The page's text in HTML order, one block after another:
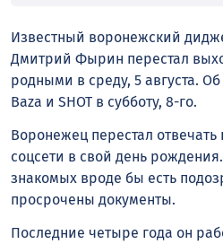
Известный воронежский
Дмитрий Фырин перестал
родными в среду, 5 августа.
Baza и SHOT в субботу, 8-го.
Воронежец перестал отвечать
соцсети в свой день
знакомых вроде бы есть
просрочены документы.
Последние четыре года он